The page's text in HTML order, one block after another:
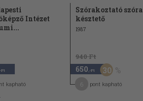
Intézet
Ft
kapható
Szórakoztató szóra
késztető
1987
940 Ft
650 ,-Ft 30
pont kapható